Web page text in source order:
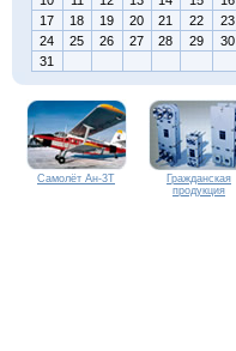
17
18 19 20 21 22
23
24
25 26 27 28 29
30
31
Самолёт Ан-3Т
Гражданская
продукция